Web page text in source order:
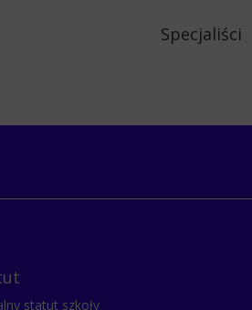
Specjaliści
statut szkoły